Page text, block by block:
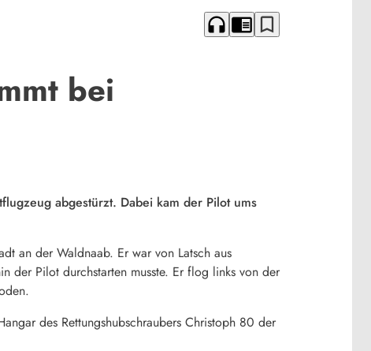
headphones chrome_reader_mode bookmark_border
bei
abgestürzt. Dabei kam der Pilot ums
an der Waldnaab. Er war von Latsch aus
der Pilot durchstarten musste. Er flog links von der
des Rettungshubschraubers Christoph 80 der